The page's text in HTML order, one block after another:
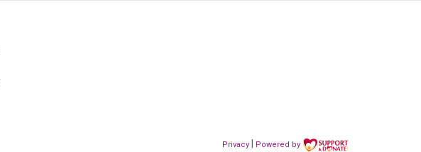
Privacy | Powered by